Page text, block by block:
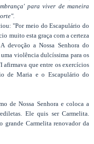
para viver de maneira
"Por meio do Escapulário do
muito esta graça com a certeza
devoção a Nossa Senhora do
violência dulcíssima para os
afirmava que entre os exercícios
de Maria e o Escapulário do
de Nossa Senhora e coloca a
Ele quis ser Carmelita.
grande Carmelita renovador da